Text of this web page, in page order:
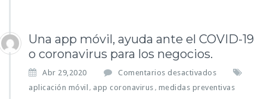
Una app móvil, ayuda ante el COVID-19
o coronavirus para los negocios.
Abr 29,2020 Comentarios desactivados
n
aplicación móvil , app coronavirus , medidas preventivas